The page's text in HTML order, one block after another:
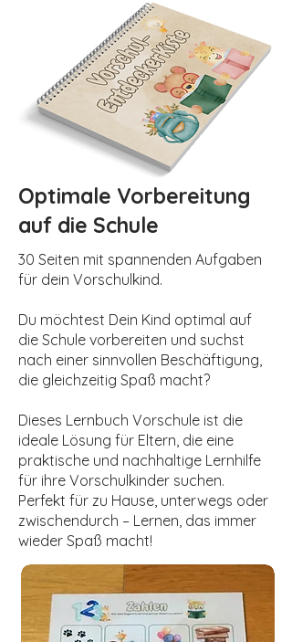
Optimale Vorbereitung
auf die Schule
30 Seiten mit spannenden Aufgaben
für dein Vorschulkind.
Du möchtest Dein Kind optimal auf
die Schule vorbereiten und suchst
nach einer sinnvollen Beschäftigung,
die gleichzeitig Spaß macht?
Dieses Lernbuch Vorschule ist die
ideale Lösung für Eltern, die eine
praktische und nachhaltige Lernhilfe
für ihre Vorschulkinder suchen.
Perfekt für zu Hause, unterwegs oder
zwischendurch – Lernen, das immer
wieder Spaß macht!